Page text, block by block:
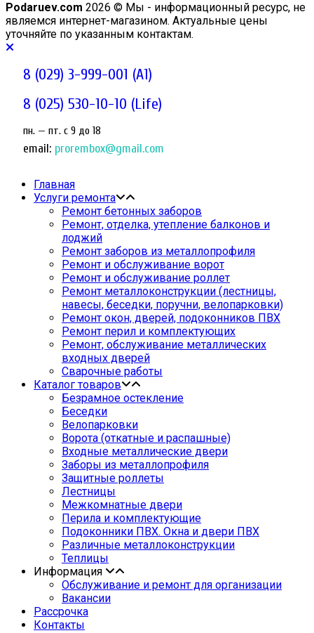
Podaruev.com 2026 © Мы - информационный ресурс, не
являемся интернет-магазином. Актуальные цены
уточняйте по указанным контактам.
8 (029) 3-999-001 (A1)
8 (025) 530-10-10 (Life)
пн. — пт. c 9 до 18
email: prorembox@gmail.com
Главная
Услуги ремонта
Ремонт бетонных заборов
Ремонт, отделка, утепление балконов и
лоджий
Ремонт заборов из металлопрофиля
Ремонт и обслуживание ворот
Ремонт и обслуживание роллет
Ремонт металлоконструкции (лестницы,
навесы, беседки, поручни, велопарковки)
Ремонт окон, дверей, подоконников ПВХ
Ремонт перил и комплектующих
Ремонт, обслуживание металлических
входных дверей
Сварочные работы
Каталог товаров
Безрамное остекление
Беседки
Велопарковки
Ворота (откатные и распашные)
Входные металлические двери
Заборы из металлопрофиля
Защитные роллеты
Лестницы
Межкомнатные двери
Перила и комплектующие
Подоконники ПВХ. Окна и двери ПВХ
Различные металлоконструкции
Теплицы
Информация
Обслуживание и ремонт для организации
Вакансии
Рассрочка
Контакты